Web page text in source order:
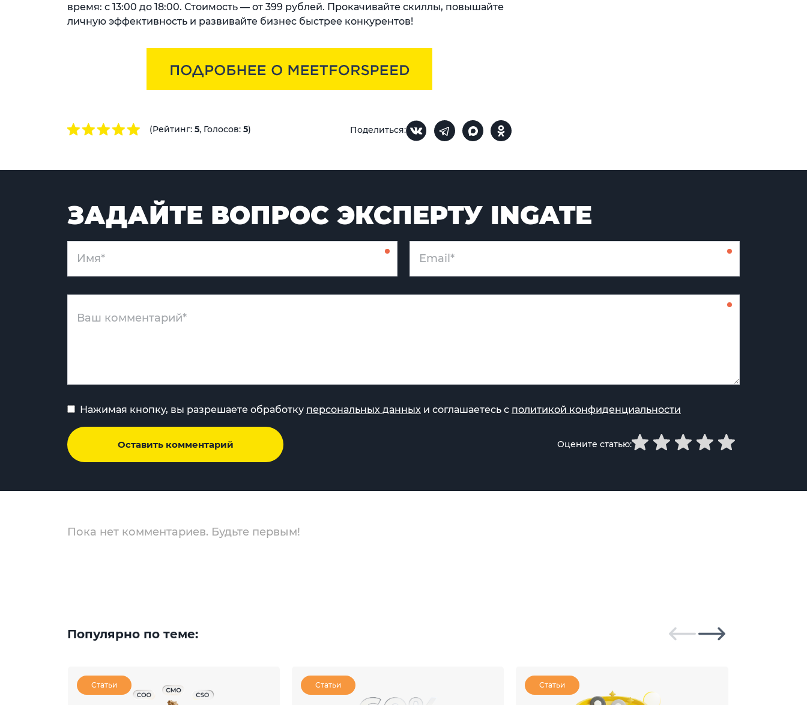
время: с 13:00 до 18:00. Стоимость — от 399 рублей. Прокачивайте скиллы, повышайте
личную эффективность и развивайте бизнес быстрее конкурентов!
(Рейтинг: 5, Голосов: 5) Поделиться:
ЗАДАЙТЕ ВОПРОС ЭКСПЕРТУ INGATE
Нажимая кнопку, вы разрешаете обработку персональных данных и соглашаетесь с политикой конфиденциальности
Оставить комментарий Оцените статью:
Пока нет комментариев. Будьте первым!
Популярно по теме:
Статьи Статьи Статьи